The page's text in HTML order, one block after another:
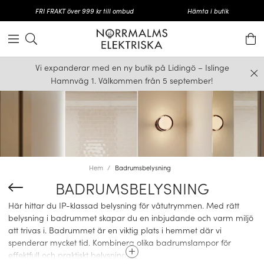
FRI FRAKT över 999 kr till ombud Hämta i butik
Vi expanderar med en ny butik på Lidingö – Islinge
Hamnväg 1. Välkommen från 5 september!
Hem Badrumsbelysning
BADRUMSBELYSNING
Här hittar du IP-klassad belysning för våtutrymmen. Med rätt
belysning i badrummet skapar du en inbjudande och varm miljö
att trivas i. Badrummet är en viktig plats i hemmet där vi
spenderar mycket tid. Kombinera olika badrumslampor för
effektfull och praktiskt belysning.